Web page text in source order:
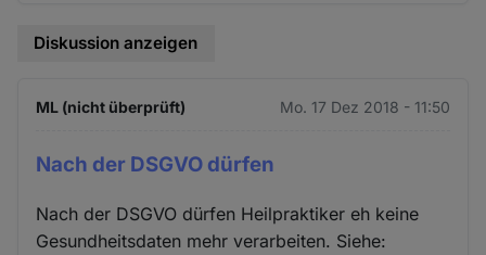
Diskussion anzeigen
ML (nicht überprüft) Mo. 17 Dez 2018 - 11:50
Nach der DSGVO dürfen
Nach der DSGVO dürfen Heilpraktiker eh keine
Gesundheitsdaten mehr verarbeiten. Siehe: